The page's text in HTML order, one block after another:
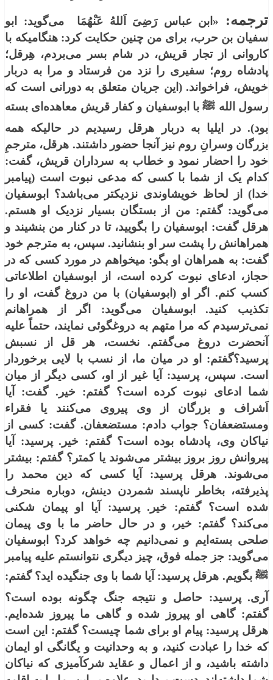
ترجمه: «ابن عباس رَضِیَ اَللهُ عَن‍‍‍‍ْهُمَا می‌گوید: ابو
سفیان بن حرب، برای من چنین حكایت كرد: هنگامیكه با
كاروانی از تجار قریش، در شام بسر می‌بردم، هِرقل؛
پادشاه روم؛ سفیری را نزد من فرستاد و مرا به دربار
خویش، فراخواند. (این جریان متعلق به دورانی است كه
رسول الله ﷺ با ابوسفیان و كفار قریش معاهده‌ای بسته
بود). در ایلیا به دربار هرقل رسیدیم در حالیكه همه
بزرگان وسرانِ روم نیز آنجا حضور داشتند. هرقل، مترجمِ
خود را احضار نمود و خطاب به سرداران قریش، گفت:
كدام یک از شما با كسی كه مدعی نبوت است (پیامبر
خدا) از لحاظ خویشاوندی نزدیك‏تر می‌باشد؟ ابوسفیان
می‌گوید: گفتم: من از بستگان بسیار نزدیک او هستم.
هرقل گفت: ابوسفیان را بگویید، تا در كنار من بنشیند و
همراهانش را پشت سر او بنشانید. سپس، به مترجم خود
گفت: به همراهان او بگو: می‏خواهم در مورد كسی كه در
حجاز، ادعای نبوت كرده است، از ابوسفیان اطلاعاتی
كسب كنم. اگر او (ابوسفیان) با من دروغ گفت، او را
تكذیب كنید. ابوسفیان می‌گوید: اگر از همراهانم
نمی‌ترسیدم كه مرا متهم به دروغگوئی نمایند، حتماً علیه
آنحضرت دروغ می‌گفتم. نخست، هر قل از نسبش
پرسید؟گفتم: او در میان ما، از نسب با لایی برخوردار
است. سپس، پرسید: آیا غیر از او، كسی دیگر از میان
شما ادعای نبوت كرده است؟ گفتم: خیر. گفت: آیا
اَشراف و بزرگان از وی پیروی می‌كنند یا فقراء
ومستضعفان؟ جواب دادم: مستضعفان. گفت: كسی از
نیاكان وی، پادشاه بوده است؟ گفتم: خیر. پرسید: آیا
پیروانش روز بروز بیشتر می‌شوند یا كمتر؟ گفتم: بیشتر
می‌شوند. هرقل پرسید: آیا كسی كه دین محمد را
پذیرفته، بخاطر ناپسند شمردن دینش، دوباره منحرف
شده است؟ گفتم: خیر. پرسید: آیا او پیمان شكنی
می‌كند؟ گفتم: خیر، و در حال حاضر ما با وی پیمان
صلحی بسته‌ایم و نمی‌دانیم چه خواهد كرد؟ ابوسفیان
می‌گوید: جز جمله فوق، چیز دیگری نتوانستم علیه پیامبر
ﷺ بگویم. هرقل پرسید: آیا شما با وی جنگیده اید؟ گفتم:
آری. پرسید: حاصل و نتیجه جنگ چگونه بوده است؟
گفتم: گاهی او پیروز شده و گاهی ما پیروز شده‌ایم.
هرقل پرسید: پیام او برای شما چیست؟ گفتم: این است
كه خدا را عبادت كنید، و به وحدانیت و یگانگی او ایمان
داشته باشید، و از اعمال و عقاید شرک‏آمیزی كه نیاكان